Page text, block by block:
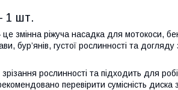
1 шт.
змінна ріжуча насадка для мотокоси,
бур’янів, густої рослинності та
рослинності та підходить для
перевірити сумісність диска